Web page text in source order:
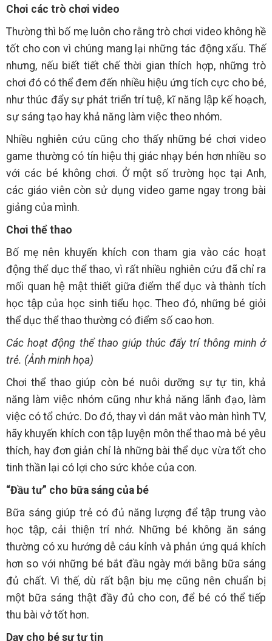
Chơi các trò chơi video
Thường thì bố mẹ luôn cho rằng trò chơi video không hề
tốt cho con vì chúng mang lại những tác động xấu. Thế
nhưng, nếu biết tiết chế thời gian thích hợp, những trò
chơi đó có thể đem đến nhiều hiệu ứng tích cực cho bé,
như thúc đẩy sự phát triển trí tuệ, kĩ năng lập kế hoạch,
sự sáng tạo hay khả năng làm việc theo nhóm.
Nhiều nghiên cứu cũng cho thấy những bé chơi video
game thường có tín hiệu thị giác nhạy bén hơn nhiều so
với các bé không chơi. Ở một số trường học tại Anh,
các giáo viên còn sử dụng video game ngay trong bài
giảng của mình.
Chơi thể thao
Bố mẹ nên khuyến khích con tham gia vào các hoạt
động thể dục thể thao, vì rất nhiều nghiên cứu đã chỉ ra
mối quan hệ mật thiết giữa điểm thể dục và thành tích
học tập của học sinh tiểu học. Theo đó, những bé giỏi
thể dục thể thao thường có điểm số cao hơn.
Các hoạt động thể thao giúp thúc đẩy trí thông minh ở
trẻ. (Ảnh minh họa)
Chơi thể thao giúp còn bé nuôi dưỡng sự tự tin, khả
năng làm việc nhóm cũng như khả năng lãnh đạo, làm
việc có tổ chức. Do đó, thay vì dán mắt vào màn hình TV,
hãy khuyến khích con tập luyện môn thể thao mà bé yêu
thích, hay đơn giản chỉ là những bài thể dục vừa tốt cho
tinh thần lại có lợi cho sức khỏe của con.
“Đầu tư” cho bữa sáng của bé
Bữa sáng giúp trẻ có đủ năng lượng để tập trung vào
học tập, cải thiện trí nhớ. Những bé không ăn sáng
thường có xu hướng dễ cáu kỉnh và phản ứng quá khích
hơn so với những bé bắt đầu ngày mới bằng bữa sáng
đủ chất. Vì thế, dù rất bận bịu mẹ cũng nên chuẩn bị
một bữa sáng thật đầy đủ cho con, để bé có thể tiếp
thu bài vở tốt hơn.
Dạy cho bé sự tự tin